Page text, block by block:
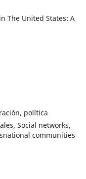
The United States: A
política
Social networks,
communities